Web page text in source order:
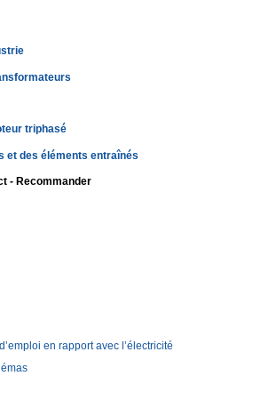
triphasé
et des éléments entraînés
- Recommander
en rapport avec l’électricité